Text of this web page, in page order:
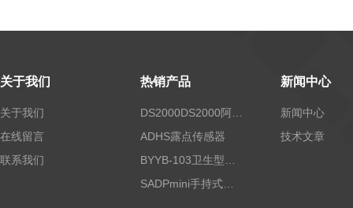
关于我们
关于我们
在线留言
联系我们
热销产品
ADHS露点传感器
新闻中心
新闻中心
技术文章